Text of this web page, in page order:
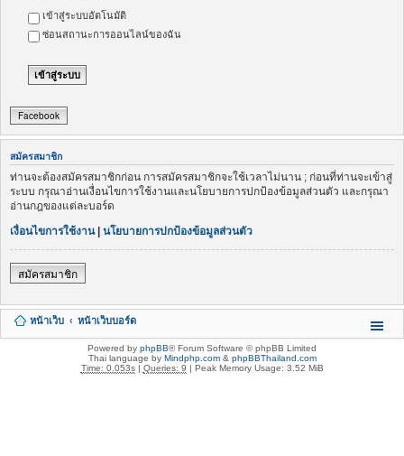
เข้าสู่ระบบอัตโนมัติ
ซ่อนสถานะการออนไลน์ของฉัน
Facebook
สมัครสมาชิก
ท่านจะต้องสมัครสมาชิกก่อน การสมัครสมาชิกจะใช้เวลาไม่นาน ; ก่อนที่ท่านจะเข้าสู่
ระบบ กรุณาอ่านเงื่อนไขการใช้งานและนโยบายการปกป้องข้อมูลส่วนตัว และกรุณา
อ่านกฎของแต่ละบอร์ด
เงื่อนไขการใช้งาน| นโยบายการปกป้องข้อมูลส่วนตัว
สมัครสมาชิก
หน้าเว็บ หน้าเว็บบอร์ด
Powered by phpBB® Forum Software © phpBB Limited
Thai language by Mindphp.com& phpBBThailand.com
Time: 0.053s| Queries: 9 | Peak Memory Usage: 3.52 MiB